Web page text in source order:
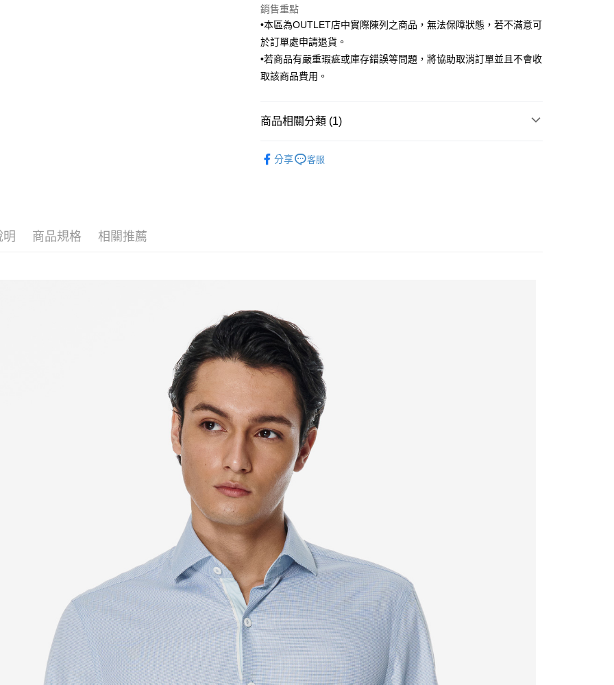
玉山商業銀行
台新國際商業銀行
中國信託商業銀行
台灣樂天信用卡公司
聯邦商業銀行
元大商業銀行
永豐商業銀行
台新國際商業銀行
台灣樂天信用卡公司
Google Pay
ATM付款
新竹物流宅配
新竹物流離島宅配
銷售重點
•本區為OUTLET店中實際陳列之商品，無法保障狀態，若不滿意可
於訂單處申請退貨。
•若商品有嚴重瑕疵或庫存錯誤等問題，將協助取消訂單並且不會收
取該商品費用。
商品相關分類 (1)
分享
客服
明 商品規格 相關推薦